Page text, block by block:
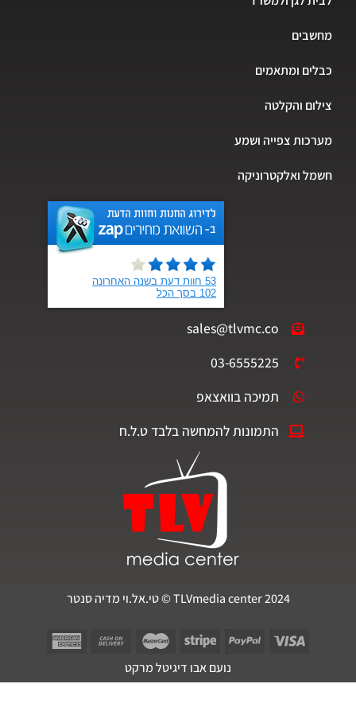
ומתאמים
והקלטה
צפייה ושמע
ואלקטרוניקה
sales@tlvmc.co
03-6555225
תמיכה בוואצאפ
התמונות להמחשה בלבד ט.ל.ח
נועם אבו דיגיטל מרקט
TLVmedia center 2024 © טי.אל.וי מדיה סנטר